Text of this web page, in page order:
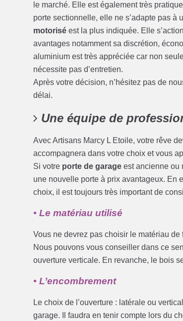
le marché. Elle est également très
porte sectionnelle, elle ne s’adapte pas à
motorisé est la plus indiquée. Elle
avantages notamment sa discrétion,
aluminium est très appréciée car non
nécessite pas d’entretien.
Après votre décision, n’hésitez pas de
délai.
Une équipe de
Avec Artisans Marcy L Etoile, votre rêve
accompagnera dans votre choix et vous
Si votre porte de garage est ancienne ou
une nouvelle porte à prix avantageux. En
choix, il est toujours très important de
• Le matériau utilisé
Vous ne devrez pas choisir le matériau
Nous pouvons vous conseiller dans ce
ouverture verticale. En revanche, le bois
• L’encombrement
Le choix de l’ouverture : latérale ou
garage. Il faudra en tenir compte lors du